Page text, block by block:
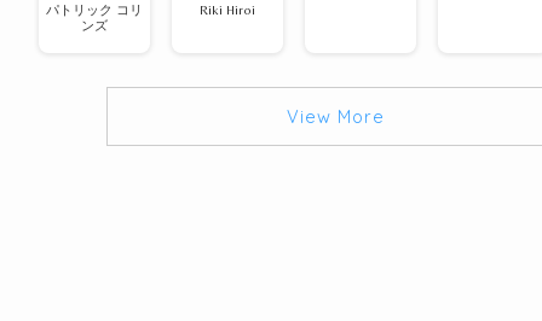
パトリック コリ
ンズ
Riki Hiroi
View More